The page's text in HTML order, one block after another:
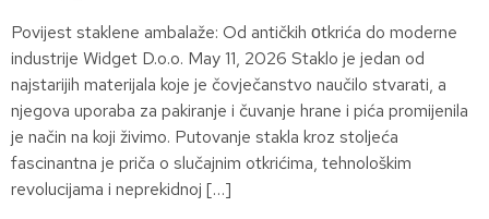
Povijest staklene ambalaže: Od antičkih оtkrića do moderne
industrije Widget D.o.o. May 11, 2026 Staklo je jedan od
najstarijih materijala koje je čovječanstvo naučilo stvarati, a
njegova uporaba za pakiranje i čuvanje hrane i pića promijenila
je način na koji živimo. Putovanje stakla kroz stoljeća
fascinantna je priča o slučajnim otkrićima, tehnološkim
revolucijama i neprekidnoj […]